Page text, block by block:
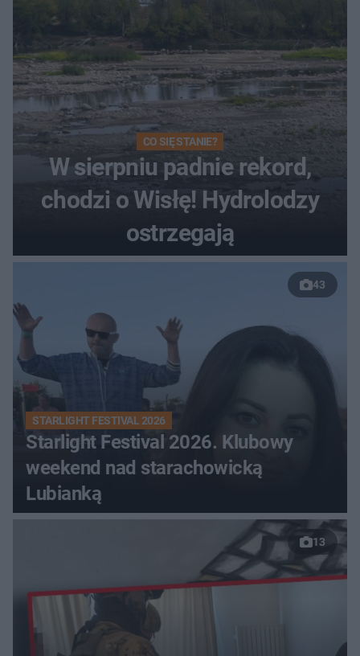
CO SIĘ STANIE?
W sierpniu padnie rekord,
chodzi o Wisłę! Hydrolodzy
ostrzegają
43
STARLIGHT FESTIVAL 2026
Starlight Festival 2026. Klubowy
weekend nad starachowicką
Lubianką
13